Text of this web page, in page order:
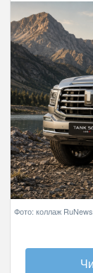
Фото: коллаж